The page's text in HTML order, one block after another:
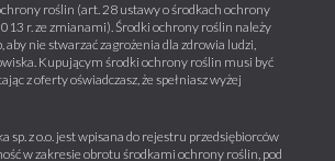
roślin (art. 28 ustawy o środkach ochrony
r. ze zmianami). Środki ochrony roślin należy
aby nie stwarzać zagrożenia dla zdrowia ludzi,
Kupującym środki ochrony roślin musi być
z oferty oświadczasz, że spełniasz wyżej
sp. z o.o. jest wpisana do rejestru przedsiębiorców
w zakresie obrotu środkami ochrony roślin, pod